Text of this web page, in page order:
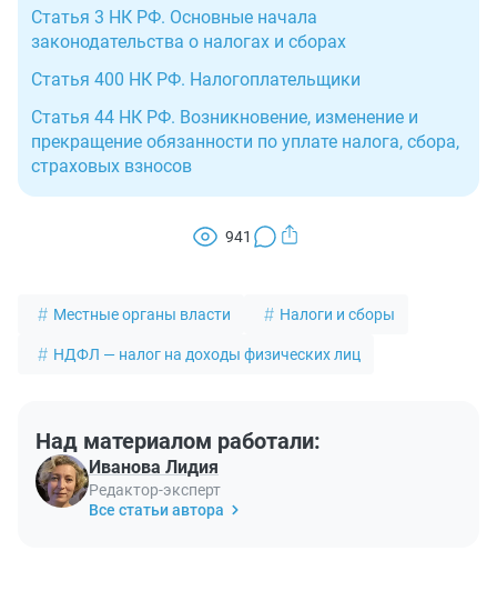
Статья 3 НК РФ. Основные начала
законодательства о налогах и сборах
Статья 400 НК РФ. Налогоплательщики
Статья 44 НК РФ. Возникновение, изменение и
прекращение обязанности по уплате налога, сбора,
страховых взносов
941
Местные органы власти Налоги и сборы
НДФЛ — налог на доходы физических лиц
Над материалом работали:
Иванова Лидия
Редактор-эксперт
Все статьи автора